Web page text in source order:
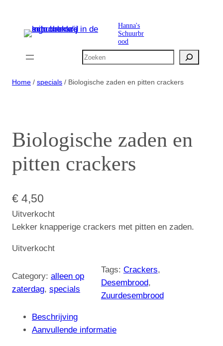
Hanna's
Schuurbr
ood
Zoeken
Home / specials / Biologische zaden en pitten crackers
Biologische zaden en
pitten crackers
€ 4,50
Uitverkocht
Lekker knapperige crackers met pitten en zaden.
Uitverkocht
Category: alleen op
zaterdag, specials
Tags: Crackers
Desembrood
Zuurdesembrood
Beschrijving
Aanvullende informatie